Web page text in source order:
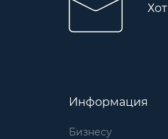
Информация
Бизнесу